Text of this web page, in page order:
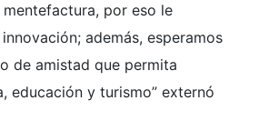
por eso le
además, esperamos
de amistad que permita
educación y turismo” externó